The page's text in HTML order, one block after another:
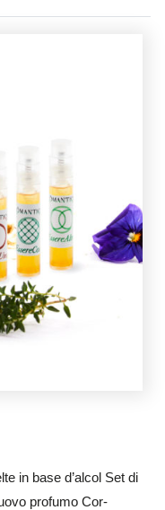
in base d’alcol Set di
profumo Cor-